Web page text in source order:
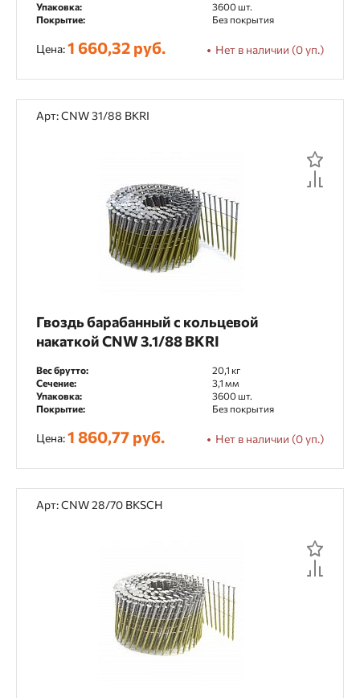
Упаковка:
3600 шт.
Покрытие:
Без покрытия
Цена:1 660,32 руб. Нет в наличии (0 уп.)
Арт: CNW 31/88 BKRI
Гвоздь барабанный с кольцевой
накаткой CNW 3.1/88 BKRI
Вес брутто:
20,1 кг
Сечение:
3,1 мм
Упаковка:
3600 шт.
Покрытие:
Без покрытия
Цена:1 860,77 руб. Нет в наличии (0 уп.)
Арт: CNW 28/70 BKSCH